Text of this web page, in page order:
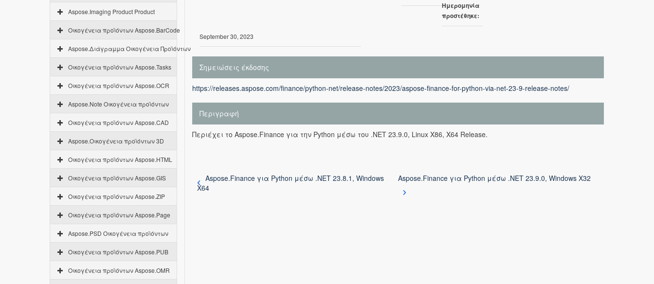
Aspose.Imaging Product Product
Οικογένεια προϊόντων Aspose.BarCode
Aspose.Διάγραμμα Οικογένεια Προϊόντων
Οικογένεια προϊόντων Aspose.Tasks
Οικογένεια προϊόντων Aspose.OCR
Aspose.Note Οικογένεια προϊόντων
Οικογένεια προϊόντων Aspose.CAD
Aspose.Οικογένεια προϊόντων 3D
Οικογένεια προϊόντων Aspose.HTML
Οικογένεια προϊόντων Aspose.GIS
Οικογένεια προϊόντων Aspose.ZIP
Οικογένεια προϊόντων Aspose.Page
Aspose.PSD Οικογένεια προϊόντων
Οικογένεια προϊόντων Aspose.PUB
Οικογένεια προϊόντων Aspose.OMR
Ημερομηνία
προστέθηκε:
September 30, 2023
Σημειώσεις έκδοσης
https://releases.aspose.com/finance/python-net/release-notes/2023/aspose-finance-for-python-via-net-23-9-release-notes/
Περιγραφή
Περιέχει το Aspose.Finance για την Python μέσω του .NET 23.9.0, Linux X86, X64 Release.
Aspose.Finance για Python μέσω .NET 23.8.1, Windows
X64
Aspose.Finance για Python μέσω .NET 23.9.0, Windows X32